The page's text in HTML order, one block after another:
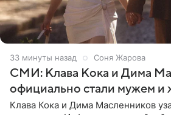
33 минуты назад Соня Жарова
СМИ: Клава Кока и Дима
официально стали мужем и
Клава Кока и Дима Масленников